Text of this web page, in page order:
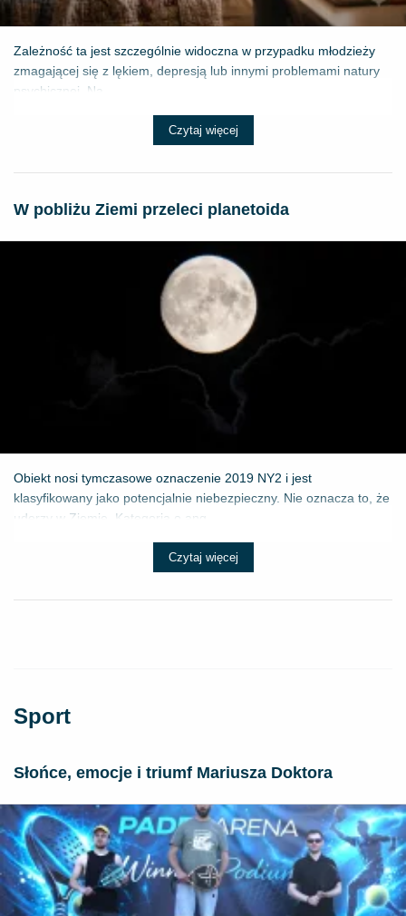
Zależność ta jest szczególnie widoczna w przypadku młodzieży
zmagającej się z lękiem, depresją lub innymi problemami natury
psychicznej. Na...
Czytaj więcej
W pobliżu Ziemi przeleci planetoida
Obiekt nosi tymczasowe oznaczenie 2019 NY2 i jest
klasyfikowany jako potencjalnie niebezpieczny. Nie oznacza to, że
uderzy w Ziemię. Kategoria o ang...
Czytaj więcej
Sport
Słońce, emocje i triumf Mariusza Doktora